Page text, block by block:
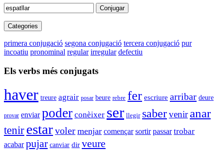
Conjugar
Categories
primera conjugació segona conjugació tercera conjugació pur
incoatiu pronominal regular irregular defectiu
Els verbs més conjugats
haver treure agrair posar beure rebre fer escriure arribar deure
provar enviar poder conèixer ser llegir sabervenir anar
tenirestarvoler menjar començar sortir passar trobar
acabar pujar canviar dir veure